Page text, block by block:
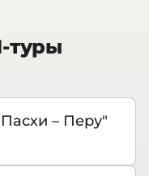
туры
– Перу"